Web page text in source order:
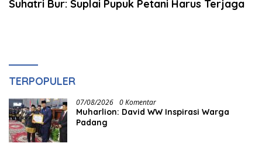
Suhatri Bur: Suplai Pupuk Petani Harus Terjaga
TERPOPULER
07/08/2026 0 Komentar
Muharlion: David WW Inspirasi Warga
Padang